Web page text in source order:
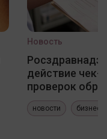
Новость
действие чек-
проверок
новости бизнес